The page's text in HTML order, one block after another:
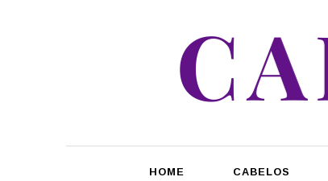
HOME CABELOS